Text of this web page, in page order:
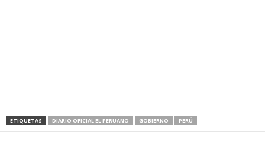
ETIQUETAS DIARIO OFICIAL EL PERUANO GOBIERNO PERÚ